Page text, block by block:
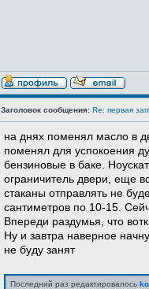
Заголовок сообщения: Re: первая
на днях поменял масло в
поменял для успокоения
бензиновые в баке.
ограничитель двери, еще
стаканы отправлять не
сантиметров по 10-15.
Впереди раздумья, что
Ну и завтра наверное
не буду занят
Последний раз редактировалось